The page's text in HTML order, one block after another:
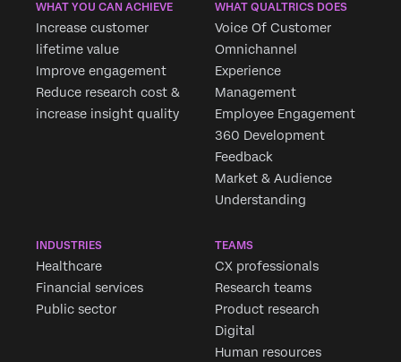
WHAT YOU CAN ACHIEVE
Increase customer
lifetime value
Improve engagement
Reduce research cost &
increase insight quality
WHAT QUALTRICS DOES
Voice Of Customer
Omnichannel
Experience
Management
Employee Engagement
360 Development
Feedback
Market & Audience
Understanding
INDUSTRIES
Healthcare
Financial services
Public sector
TEAMS
CX professionals
Research teams
Product research
Digital
Human resources